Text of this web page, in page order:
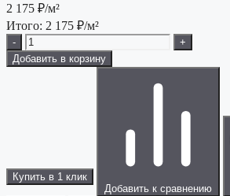
2 175 ₽/м²
Итого: 2 175 ₽/м²
-
+
Добавить в корзину
Купить в 1 клик
Добавить к сравнению